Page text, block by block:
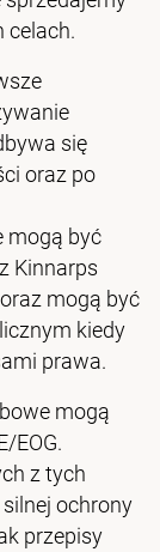
celach.
się
oraz po
mogą być
Kinnarps
mogą być
kiedy
prawa.
mogą
EOG.
z tych
ochrony
przepisy